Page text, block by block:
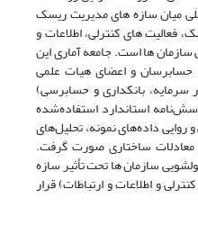
میان سازه های مدیریت ریسک
فعالیت های کنترلی، اطلاعات و
ها است. جامعه آماری این
و اعضای هیات علمی
سرمایه، بانکداری و حسابرسی)
استاندارد استفاده‌شده
روایی داده‌های نمونه، تحلیل‌های
ساختاری صورت گرفت.
سازمان ها تحت تأثیر سازه
و اطلاعات و ارتباطات) قرار